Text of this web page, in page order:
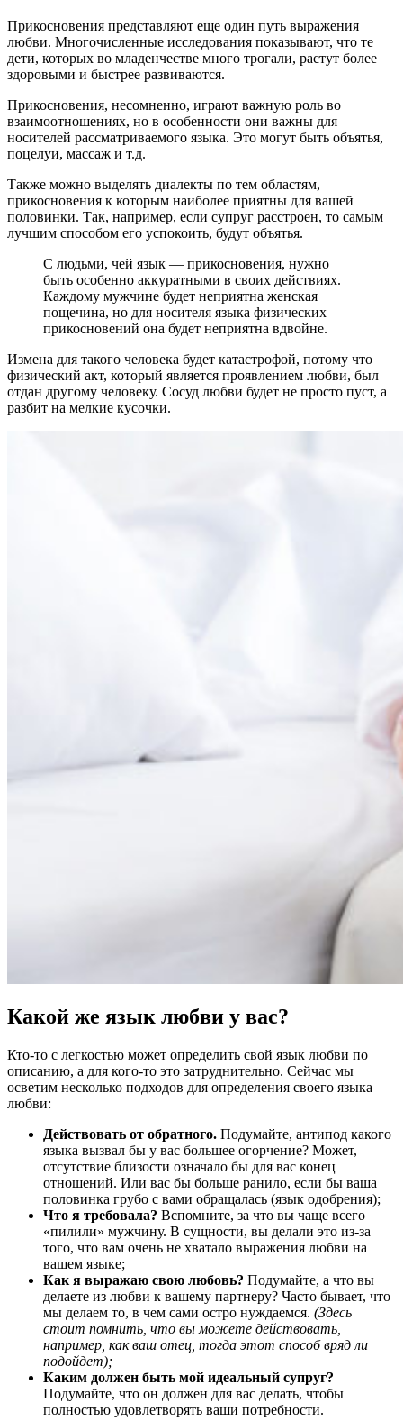
Прикосновения представляют еще один путь выражения
любви. Многочисленные исследования показывают, что те
дети, которых во младенчестве много трогали, растут более
здоровыми и быстрее развиваются.
Прикосновения, несомненно, играют важную роль во
взаимоотношениях, но в особенности они важны для
носителей рассматриваемого языка. Это могут быть объятья,
поцелуи, массаж и т.д.
Также можно выделять диалекты по тем областям,
прикосновения к которым наиболее приятны для вашей
половинки. Так, например, если супруг расстроен, то самым
лучшим способом его успокоить, будут объятья.
С людьми, чей язык — прикосновения, нужно
быть особенно аккуратными в своих действиях.
Каждому мужчине будет неприятна женская
пощечина, но для носителя языка физических
прикосновений она будет неприятна вдвойне.
Измена для такого человека будет катастрофой, потому что
физический акт, который является проявлением любви, был
отдан другому человеку. Сосуд любви будет не просто пуст, а
разбит на мелкие кусочки.
Какой же язык любви у вас?
Кто-то с легкостью может определить свой язык любви по
описанию, а для кого-то это затруднительно. Сейчас мы
осветим несколько подходов для определения своего языка
любви:
Действовать от обратного. Подумайте, антипод какого
языка вызвал бы у вас большее огорчение? Может,
отсутствие близости означало бы для вас конец
отношений. Или вас бы больше ранило, если бы ваша
половинка грубо с вами обращалась (язык одобрения);
Что я требовала? Вспомните, за что вы чаще всего
«пилили» мужчину. В сущности, вы делали это из-за
того, что вам очень не хватало выражения любви на
вашем языке;
Как я выражаю свою любовь? Подумайте, а что вы
делаете из любви к вашему партнеру? Часто бывает, что
мы делаем то, в чем сами остро нуждаемся. (Здесь
стоит помнить, что вы можете действовать,
например, как ваш отец, тогда этот способ вряд ли
подойдет);
Каким должен быть мой идеальный супруг?
Подумайте, что он должен для вас делать, чтобы
полностью удовлетворять ваши потребности.